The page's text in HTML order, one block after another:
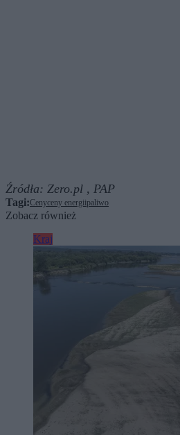
Źródła: Zero.pl , PAP
Tagi:Cenyceny energiipaliwo
Zobacz również
Kraj